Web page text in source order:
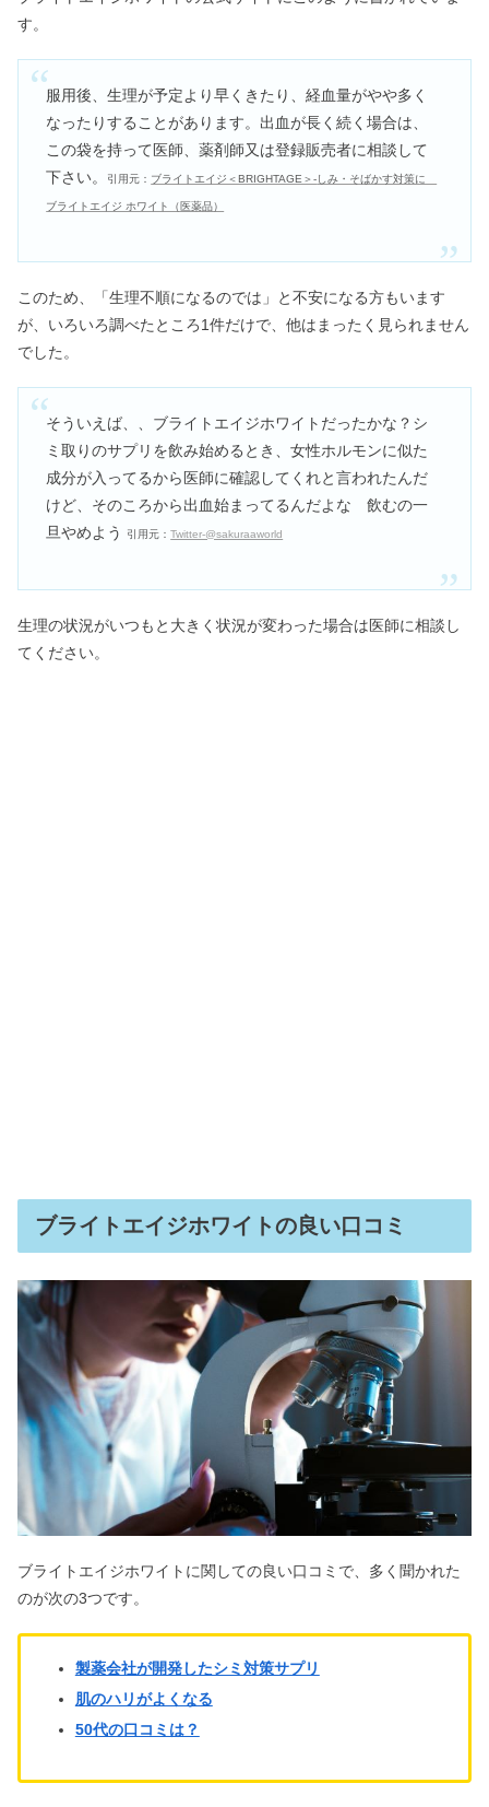
す。
服用後、生理が予定より早くきたり、経血量がやや多く
なったりすることがあります。出血が長く続く場合は、
この袋を持って医師、薬剤師又は登録販売者に相談して
下さい。
引用元： ブライトエイジ＜BRIGHTAGE＞-しみ・そばかす対策に
ブライトエイジ ホワイト（医薬品）
このため、「生理不順になるのでは」と不安になる方もいます
が、いろいろ調べたところ1件だけで、他はまったく見られません
でした。
そういえば、、ブライトエイジホワイトだったかな？シ
ミ取りのサプリを飲み始めるとき、女性ホルモンに似た
成分が入ってるから医師に確認してくれと言われたんだ
けど、そのころから出血始まってるんだよな 飲むの一
旦やめよう
引用元：Twitter-@sakuraaworld
生理の状況がいつもと大きく状況が変わった場合は医師に相談し
てください。
ブライトエイジホワイトの良い口コミ
ブライトエイジホワイトに関しての良い口コミで、多く聞かれた
のが次の3つです。
製薬会社が開発したシミ対策サプリ
肌のハリがよくなる
50代の口コミは？